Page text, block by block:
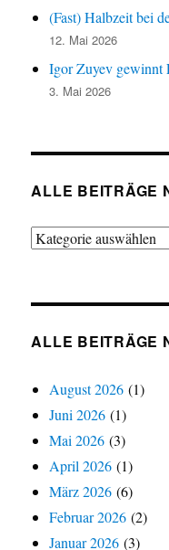
(Fast) Halbzeit bei
12. Mai 2026
Igor Zuyev gewinnt
3. Mai 2026
ALLE BEITRÄGE
Alle
ALLE BEITRÄGE
August 2026 (1)
Juni 2026 (1)
Mai 2026 (3)
April 2026 (1)
März 2026 (6)
Februar 2026 (2)
Januar 2026 (3)